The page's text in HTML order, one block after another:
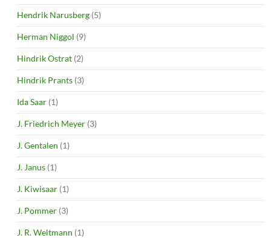
Hendrik Narusberg (5)
Herman Niggol (9)
Hindrik Ostrat (2)
Hindrik Prants (3)
Ida Saar (1)
J. Friedrich Meyer (3)
J. Gentalen (1)
J. Janus (1)
J. Kiwisaar (1)
J. Pommer (3)
J. R. Weltmann (1)